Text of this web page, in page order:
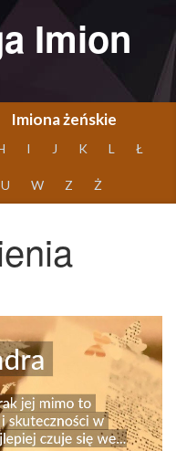
Imion
Imiona żeńskie
I J K L Ł
U W Z Ż